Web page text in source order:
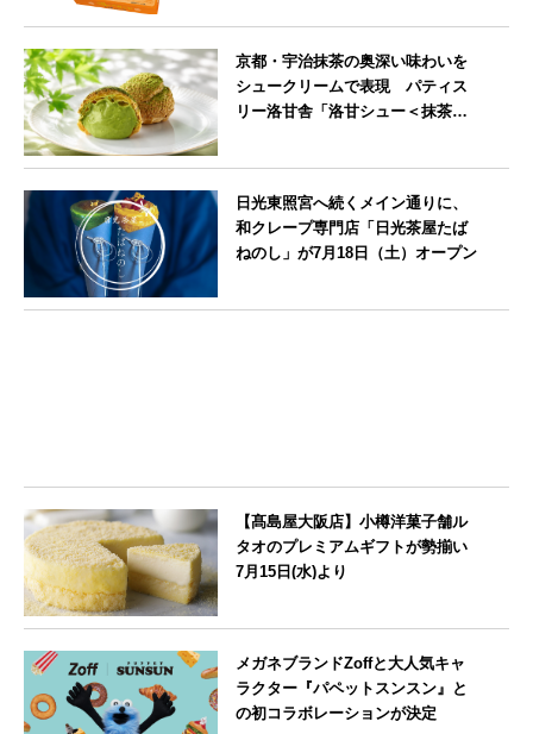
京都・宇治抹茶の奥深い味わいを
シュークリームで表現 パティス
リー洛甘舎「洛甘シュー＜抹茶
日光東照宮へ続くメイン通りに、
和クレープ専門店「日光茶屋たば
ねのし」が7月18日（土）オープン
【髙島屋大阪店】小樽洋菓子舗ル
タオのプレミアムギフトが勢揃い
7月15日(水)より
メガネブランドZoffと大人気キャ
ラクター『パペットスンスン』と
の初コラボレーションが決定